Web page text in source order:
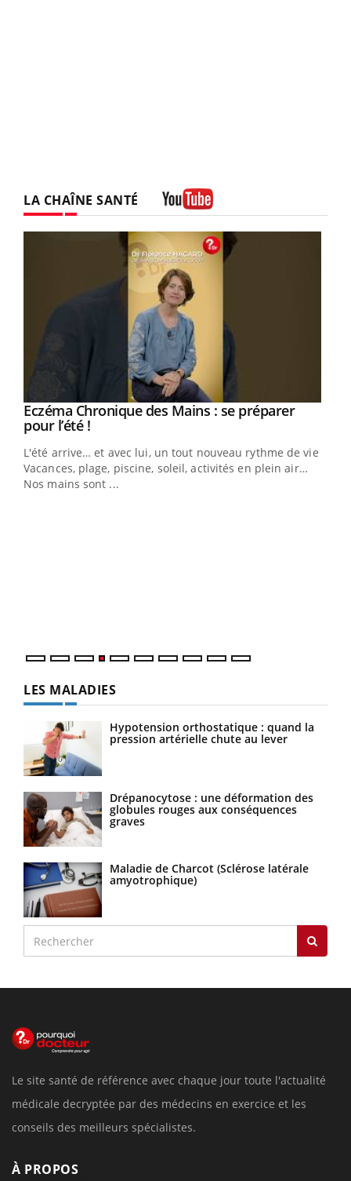
LA CHAÎNE SANTÉ
Youtube
Eczéma Chronique des Mains : se préparer
pour l’été !Youtube
L'été arrive… et avec lui, un tout nouveau rythme de vie !
Vacances, plage, piscine, soleil, activités en plein air…
Nos mains sont ...
LES MALADIES
Hypotension orthostatique : quand la
pression artérielle chute au lever
Drépanocytose : une déformation des
globules rouges aux conséquences
graves
Maladie de Charcot (Sclérose latérale
amyotrophique)
Le site santé de référence avec chaque jour toute l'actualité
médicale decryptée par des médecins en exercice et les
conseils des meilleurs spécialistes.
À PROPOS